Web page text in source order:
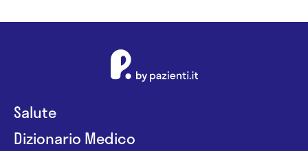
Salute
Dizionario Medico